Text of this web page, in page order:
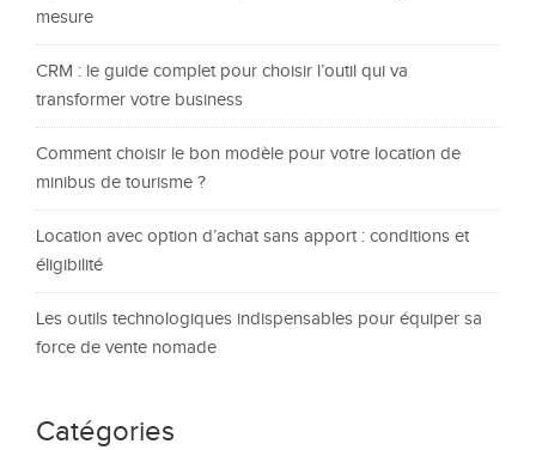
mesure
CRM : le guide complet pour choisir l’outil qui va
transformer votre business
Comment choisir le bon modèle pour votre location de
minibus de tourisme ?
Location avec option d’achat sans apport : conditions et
éligibilité
Les outils technologiques indispensables pour équiper sa
force de vente nomade
Catégories